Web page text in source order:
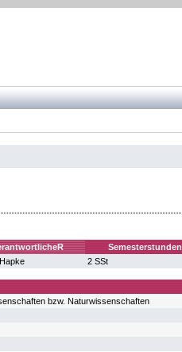
Semesterstunden
2 SSt
bzw. Naturwissenschaften